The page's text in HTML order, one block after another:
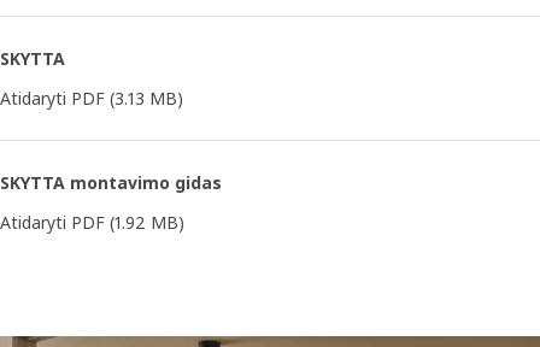
SKYTTA
Atidaryti PDF (3.13 MB)
SKYTTA montavimo gidas
Atidaryti PDF (1.92 MB)